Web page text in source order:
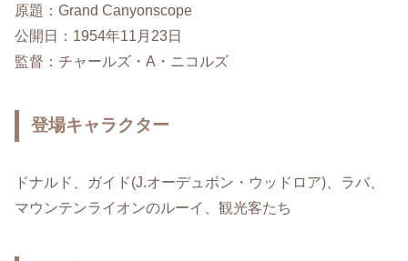
原題：Grand Canyonscope
公開日：1954年11月23日
監督：チャールズ・A・ニコルズ
登場キャラクター
ドナルド、ガイド(J.オーデュボン・ウッドロア)、ラバ、
マウンテンライオンのルーイ、観光客たち